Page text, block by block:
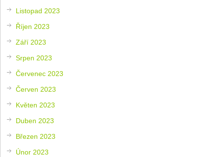
Listopad 2023
Říjen 2023
Září 2023
Srpen 2023
Červenec 2023
Červen 2023
Květen 2023
Duben 2023
Březen 2023
Únor 2023